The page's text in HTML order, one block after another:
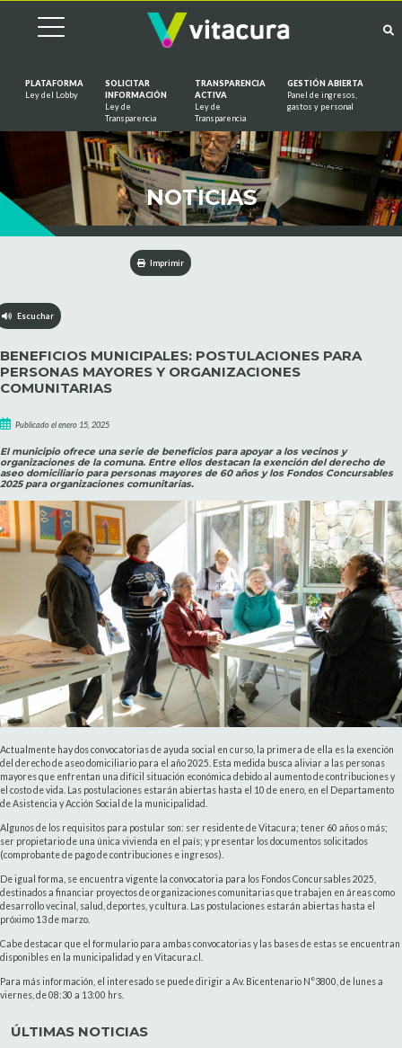
PLATAFORMA
Ley del Lobby
SOLICITAR
INFORMACIÓN
Ley de
Transparencia
TRANSPARENCIA
ACTIVA
Ley de
Transparencia
GESTIÓN ABIERTA
Panel de ingresos,
gastos y personal
NOTICIAS
Imprimir
Escuchar
BENEFICIOS MUNICIPALES: POSTULACIONES PARA
PERSONAS MAYORES Y ORGANIZACIONES
COMUNITARIAS
Publicado el enero 15, 2025
El municipio ofrece una serie de beneficios para apoyar a los vecinos y
organizaciones de la comuna. Entre ellos destacan la exención del derecho de
aseo domiciliario para personas mayores de 60 años y los Fondos Concursables
2025 para organizaciones comunitarias.
Actualmente hay dos convocatorias de ayuda social en curso, la primera de ella es la exención
del derecho de aseo domiciliario para el año 2025. Esta medida busca aliviar a las personas
mayores que enfrentan una difícil situación económica debido al aumento de contribuciones y
el costo de vida. Las postulaciones estarán abiertas hasta el 10 de enero, en el Departamento
de Asistencia y Acción Social de la municipalidad.
Algunos de los requisitos para postular son: ser residente de Vitacura; tener 60 años o más;
ser propietario de una única vivienda en el país; y presentar los documentos solicitados
(comprobante de pago de contribuciones e ingresos).
De igual forma, se encuentra vigente la convocatoria para los Fondos Concursables 2025,
destinados a financiar proyectos de organizaciones comunitarias que trabajen en áreas como
desarrollo vecinal, salud, deportes, y cultura. Las postulaciones estarán abiertas hasta el
próximo 13 de marzo.
Cabe destacar que el formulario para ambas convocatorias y las bases de estas se encuentran
disponibles en la municipalidad y en Vitacura.cl.
Para más información, el interesado se puede dirigir a Av. Bicentenario N°3800, de lunes a
viernes, de 08:30 a 13:00 hrs.
ÚLTIMAS NOTICIAS